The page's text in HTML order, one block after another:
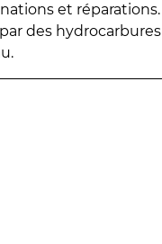
et réparations.
des hydrocarbures